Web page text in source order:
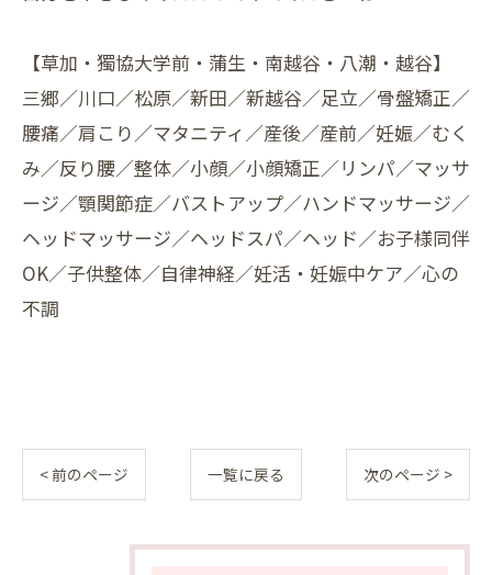
【草加・獨協大学前・蒲生・南越谷・八潮・越谷】
三郷／川口／松原／新田／新越谷／足立／骨盤矯正／
腰痛／肩こり／マタニティ／産後／産前／妊娠／むく
み／反り腰／整体／小顔／小顔矯正／リンパ／マッサ
ージ／顎関節症／バストアップ／ハンドマッサージ／
ヘッドマッサージ／ヘッドスパ／ヘッド／お子様同伴
OK／子供整体／自律神経／妊活・妊娠中ケア／心の
不調
< 前のページ 一覧に戻る 次のページ >